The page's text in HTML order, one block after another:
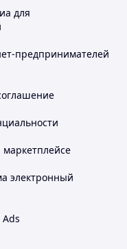
для
предпринимателей
электронный
Ads